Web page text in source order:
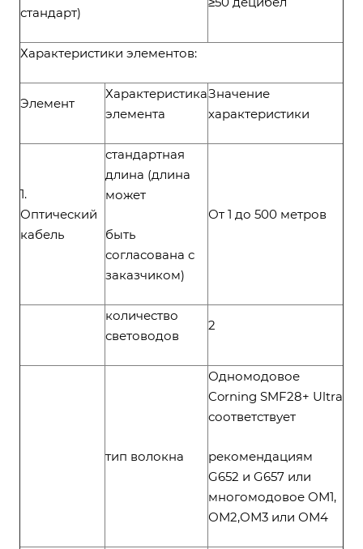
стандарт)
Характеристики элементов:
Элемент
Характеристика
элемента
Значение
характеристики
1.
Оптический
кабель
стандартная
длина (длина
может
быть
согласована с
заказчиком)
От 1 до 500 метров
количество
световодов
2
тип волокна
Одномодовое
Corning SMF28+ Ultra
соответствует
рекомендациям
G652 и G657 или
многомодовое ОМ1,
ОМ2,ОМ3 или ОМ4